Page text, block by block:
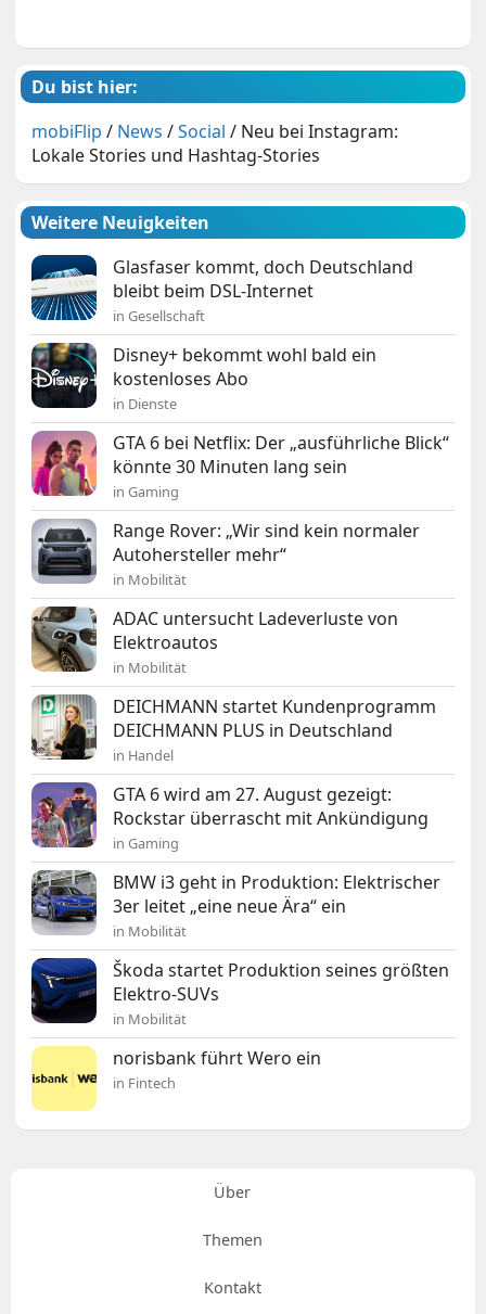
Du bist hier:
mobiFlip / News /Social / Neu bei Instagram:
Lokale Stories und Hashtag-Stories
Weitere Neuigkeiten
Glasfaser kommt, doch Deutschland
bleibt beim DSL-Internet
in Gesellschaft
Disney+ bekommt wohl bald ein
kostenloses Abo
in Dienste
GTA 6 bei Netflix: Der „ausführliche Blick“
könnte 30 Minuten lang sein
in Gaming
Range Rover: „Wir sind kein normaler
Autohersteller mehr“
in Mobilität
ADAC untersucht Ladeverluste von
Elektroautos
in Mobilität
DEICHMANN startet Kundenprogramm
DEICHMANN PLUS in Deutschland
in Handel
GTA 6 wird am 27. August gezeigt:
Rockstar überrascht mit Ankündigung
in Gaming
BMW i3 geht in Produktion: Elektrischer
3er leitet „eine neue Ära“ ein
in Mobilität
Škoda startet Produktion seines größten
Elektro-SUVs
in Mobilität
norisbank führt Wero ein
in Fintech
Über
Themen
Kontakt